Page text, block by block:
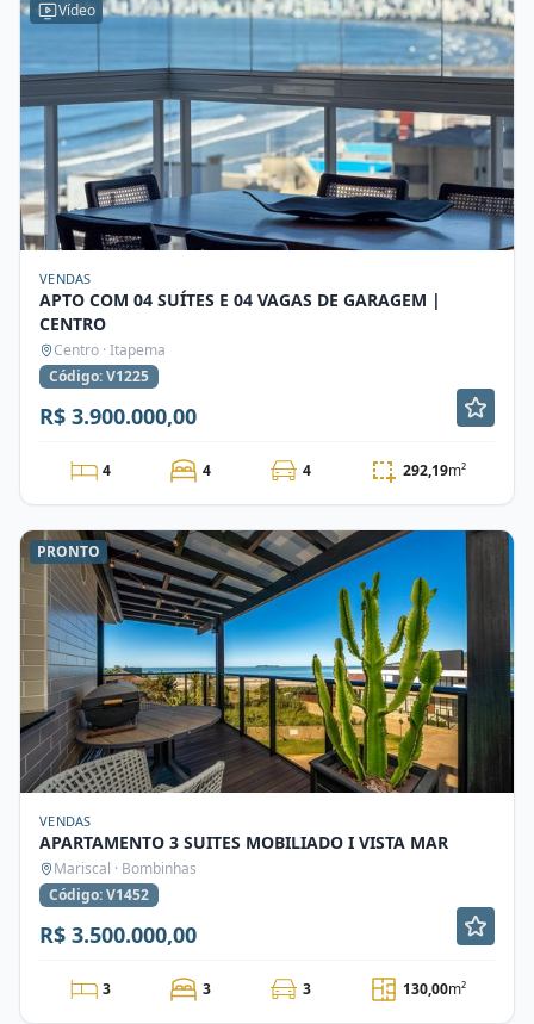
Vídeo
VENDAS
APTO COM 04 SUÍTES E 04 VAGAS DE GARAGEM |
CENTRO
Centro · Itapema
Código: V1225
R$ 3.900.000,00
4 4 4 292,19m²
PRONTO
VENDAS
APARTAMENTO 3 SUITES MOBILIADO I VISTA MAR
Mariscal · Bombinhas
Código: V1452
R$ 3.500.000,00
3 3 3 130,00m²